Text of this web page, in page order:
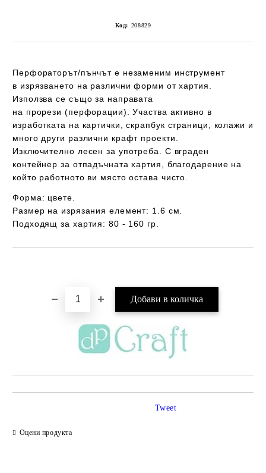
Код: 208829
Перфораторът/пънчът е незаменим инструмент
в изрязването на различни форми от хартия.
Използва се също за направата
на прорези (перфорации). Участва активно в
изработката на картички, скрапбук страници, колажи и
много други различни крафт проекти.
Изключително лесен за употреба. С вграден
контейнер за отпадъчната хартия, благодарение на
който работното ви място остава чисто.
Форма: цвете.
Размер на изрязания елемент: 1.6 см.
Подходящ за хартия: 80 - 160 гр.
Оцени продукта
Tweet